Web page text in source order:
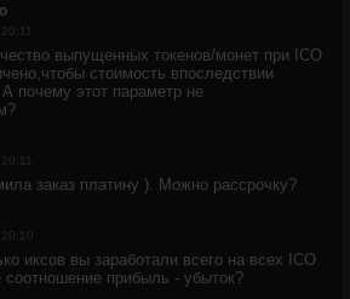
выпущенных токенов/монет при ICO
стоимость впоследствии
почему этот параметр не
заказ платину ). Можно рассрочку?
иксов вы заработали всего на всех ICO
прибыль - убыток?